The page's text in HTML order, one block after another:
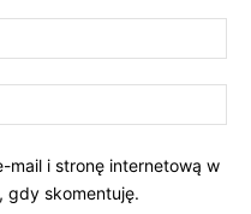
mail i stronę internetową w
gdy skomentuję.